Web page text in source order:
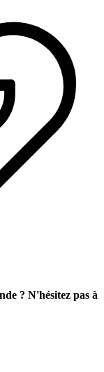
? N'hésitez pas à